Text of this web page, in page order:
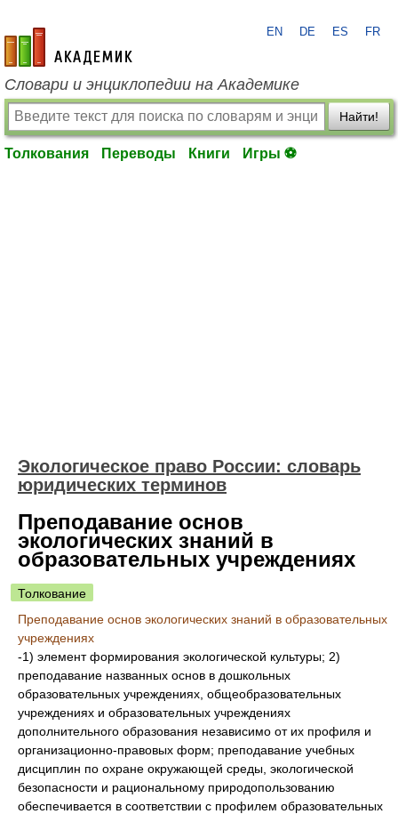
academic.ru
EN DE ES FR
Словари и энциклопедии на Академике
Найти!
Толкования Переводы Книги Игры ⚽
Экологическое право России: словарь
юридических терминов
Преподавание основ
экологических знаний в
образовательных учреждениях
Толкование
Преподавание основ экологических знаний в образовательных
учреждениях
-1) элемент формирования экологической культуры; 2)
преподавание названных основ в дошкольных
образовательных учреждениях, общеобразовательных
учреждениях и образовательных учреждениях
дополнительного образования независимо от их профиля и
организационно-правовых форм; преподавание учебных
дисциплин по охране окружающей среды, экологической
безопасности и рациональному природопользованию
обеспечивается в соответствии с профилем образовательных